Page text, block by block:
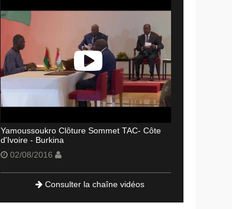
Yamoussoukro Clôture Sommet TAC- Côte
d'Ivoire - Burkina
02/08/2016
Consulter la chaîne vidéos